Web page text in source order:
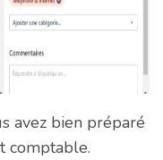
avez bien préparé
comptable.